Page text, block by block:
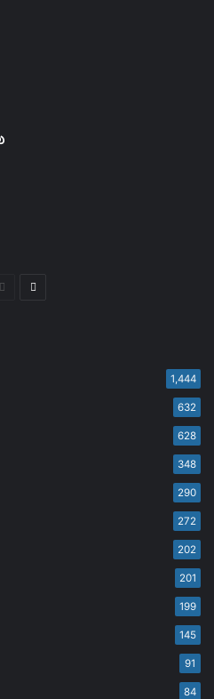
PreviousNext
1,444
632
628
348
290
272
202
201
199
145
91
84